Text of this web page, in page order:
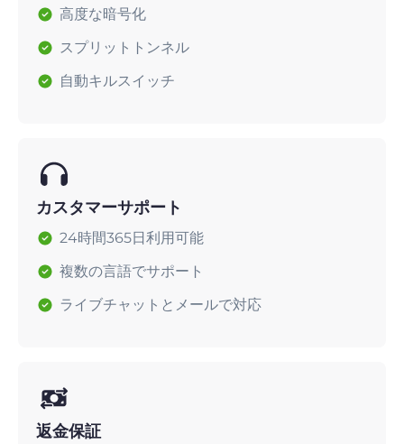
高度な暗号化
スプリットトンネル
自動キルスイッチ
カスタマーサポート
24時間365日利用可能
複数の言語でサポート
ライブチャットとメールで対応
返金保証